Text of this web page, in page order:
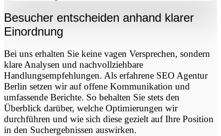
Besucher entscheiden anhand klarer
Einordnung
Bei uns erhalten Sie keine vagen Versprechen, sondern
klare Analysen und nachvollziehbare
Handlungsempfehlungen. Als erfahrene SEO Agentur
Berlin setzen wir auf offene Kommunikation und
umfassende Berichte. So behalten Sie stets den
Überblick darüber, welche Optimierungen wir
durchführen und wie sich diese gezielt auf Ihre Position
in den Suchergebnissen auswirken.